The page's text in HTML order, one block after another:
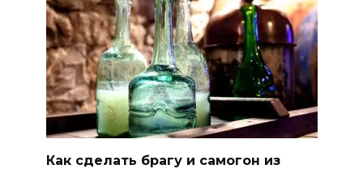
Как сделать брагу и самогон из